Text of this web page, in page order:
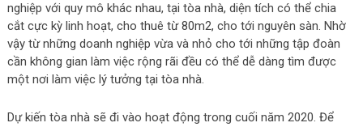
nghiệp với quy mô khác nhau, tại tòa nhà, diện tích có thể chia
cắt cực kỳ linh hoạt, cho thuê từ 80m2, cho tới nguyên sàn. Nhờ
vậy từ những doanh nghiệp vừa và nhỏ cho tới những tập đoàn
cần không gian làm việc rộng rãi đều có thể dễ dàng tìm được
một nơi làm việc lý tưởng tại tòa nhà.
Dự kiến tòa nhà sẽ đi vào hoạt động trong cuối năm 2020. Để